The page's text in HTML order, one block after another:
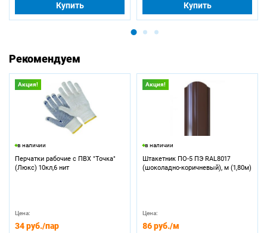
Купить Купить
Рекомендуем
Акция!
в наличии
Перчатки рабочие с ПВХ "Точка"
(Люкс) 10кл,6 нит
Цена:
34 руб./пар
Акция!
в наличии
Штакетник ПО-5 ПЭ RAL8017
(шоколадно-коричневый), м (1,80м)
Цена:
86 руб./м